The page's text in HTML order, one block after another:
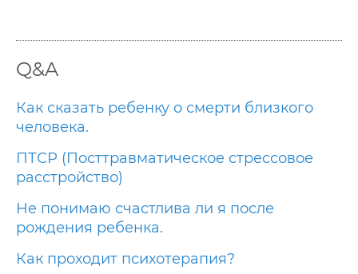
Q&A
Как сказать ребенку о смерти близкого
человека.
ПТСР (Посттравматическое стрессовое
расстройство)
Не понимаю счастлива ли я после
рождения ребенка.
Как проходит психотерапия?